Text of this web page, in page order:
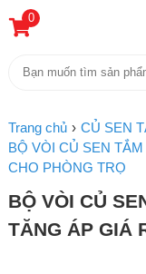
0
Trang chủ CỦ SEN
BỘ VÒI CỦ SEN
CHO PHÒNG TRỌ
BỘ VÒI CỦ
TĂNG ÁP GIÁ